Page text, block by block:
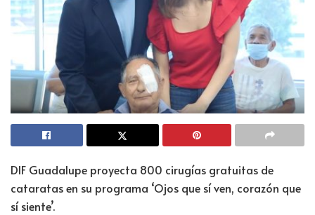
DIF Guadalupe proyecta 800 cirugías gratuitas de
cataratas en su programa ‘Ojos que sí ven, corazón que
sí siente’.